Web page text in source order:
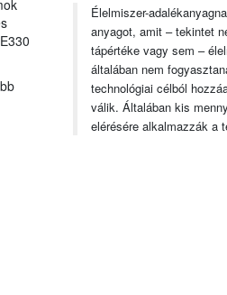
Élelmiszer-
anyagot, amit – tekintet
tápértéke vagy sem –
általában nem
technológiai célból
válik. Általában kis
elérésére alkalmazzák a